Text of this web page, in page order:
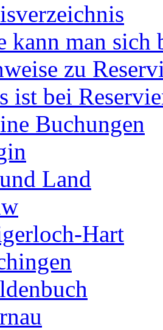
kann man sich
zu
ist bei
Buchungen
Land
Hart